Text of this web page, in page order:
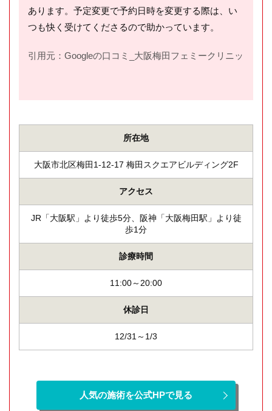
あります。予定変更で予約日時を変更する際は、い
つも快く受けてくださるので助かっています。
引用元：Googleの口コミ_大阪梅田フェミークリニック(
所在地
大阪市北区梅田1-12-17 梅田スクエアビルディング2F
アクセス
JR「大阪駅」より徒歩5分、阪神「大阪梅田駅」より徒
歩1分
診療時間
11:00～20:00
休診日
12/31～1/3
人気の施術を公式HPで見る